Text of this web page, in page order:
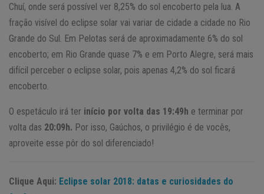
Chuí, onde será possível ver 8,25% do sol encoberto pela lua. A
fração visível do eclipse solar vai variar de cidade a cidade no Rio
Grande do Sul. Em Pelotas será de aproximadamente 6% do sol
encoberto; em Rio Grande quase 7% e em Porto Alegre, será mais
difícil perceber o eclipse solar, pois apenas 4,2% do sol ficará
encoberto.
O espetáculo irá ter início por volta das 19:49h e terminar por
volta das 20:09h. Por isso, Gaúchos, o privilégio é de vocês,
aproveite esse pôr do sol diferenciado!
Clique Aqui: Eclipse solar 2018: datas e curiosidades do